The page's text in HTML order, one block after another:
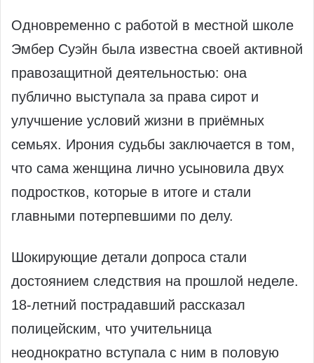
Одновременно с работой в местной школе
Эмбер Суэйн была известна своей активной
правозащитной деятельностью: она
публично выступала за права сирот и
улучшение условий жизни в приёмных
семьях. Ирония судьбы заключается в том,
что сама женщина лично усыновила двух
подростков, которые в итоге и стали
главными потерпевшими по делу.
Шокирующие детали допроса стали
достоянием следствия на прошлой неделе.
18-летний пострадавший рассказал
полицейским, что учительница
неоднократно вступала с ним в половую